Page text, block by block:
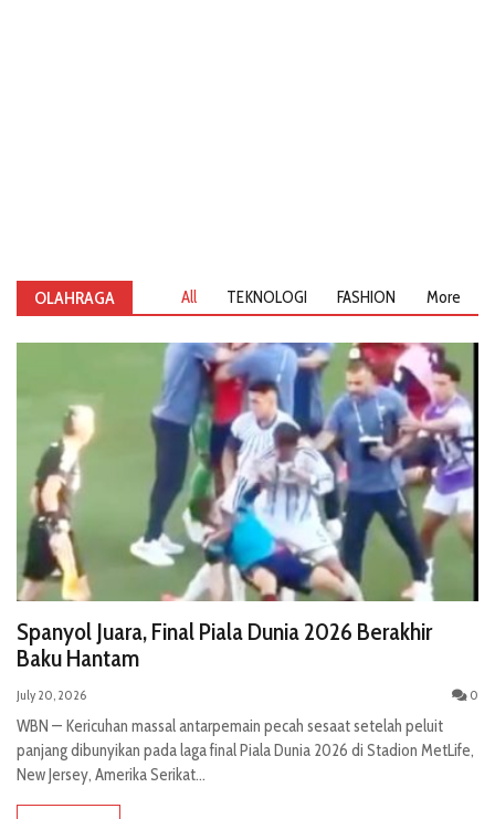
OLAHRAGA All TEKNOLOGI
FASHION
More
Spanyol Juara, Final Piala Dunia 2026 Berakhir
Baku Hantam
July 20, 2026 0
WBN — Kericuhan massal antarpemain pecah sesaat setelah peluit
panjang dibunyikan pada laga final Piala Dunia 2026 di Stadion MetLife,
New Jersey, Amerika Serikat...